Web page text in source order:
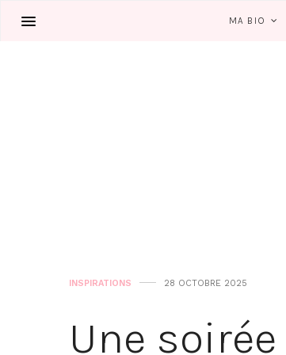
MA BIO
INSPIRATIONS 28 OCTOBRE 2025
Une